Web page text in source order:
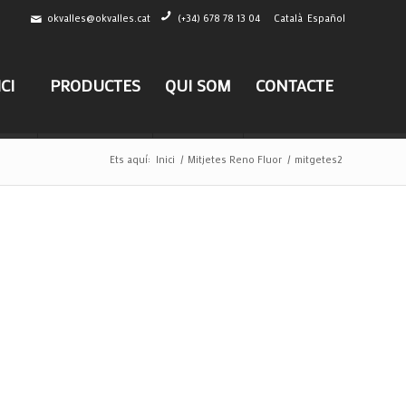
Català Español
okvalles@okvalles.cat (+34) 678 78 13 04
PRODUCTES QUI SOM CONTACTE
Ets aquí: Inici / Mitjetes Reno Fluor / mitgetes2